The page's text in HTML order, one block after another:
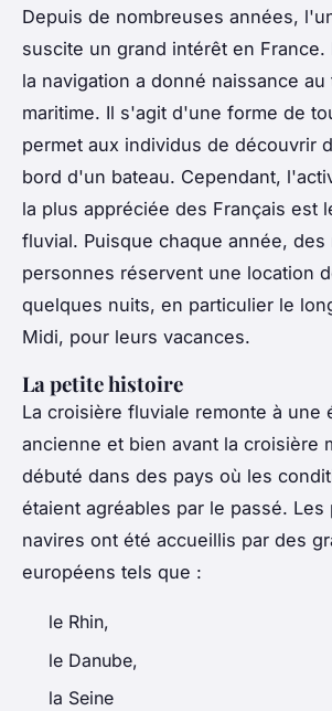
Depuis de nombreuses années,
suscite un grand intérêt en France.
la navigation a donné naissance au
maritime. Il s'agit d'une forme de
permet aux individus de découvrir
bord d'un bateau. Cependant,
la plus appréciée des Français est
fluvial. Puisque chaque année, des
personnes réservent une location
quelques nuits, en particulier le
Midi, pour leurs vacances.
La petite histoire
La croisière fluviale remonte à une
ancienne et bien avant la croisière
débuté dans des pays où les
étaient agréables par le passé. Les
navires ont été accueillis par des
européens tels que :
le Rhin,
le Danube,
la Seine